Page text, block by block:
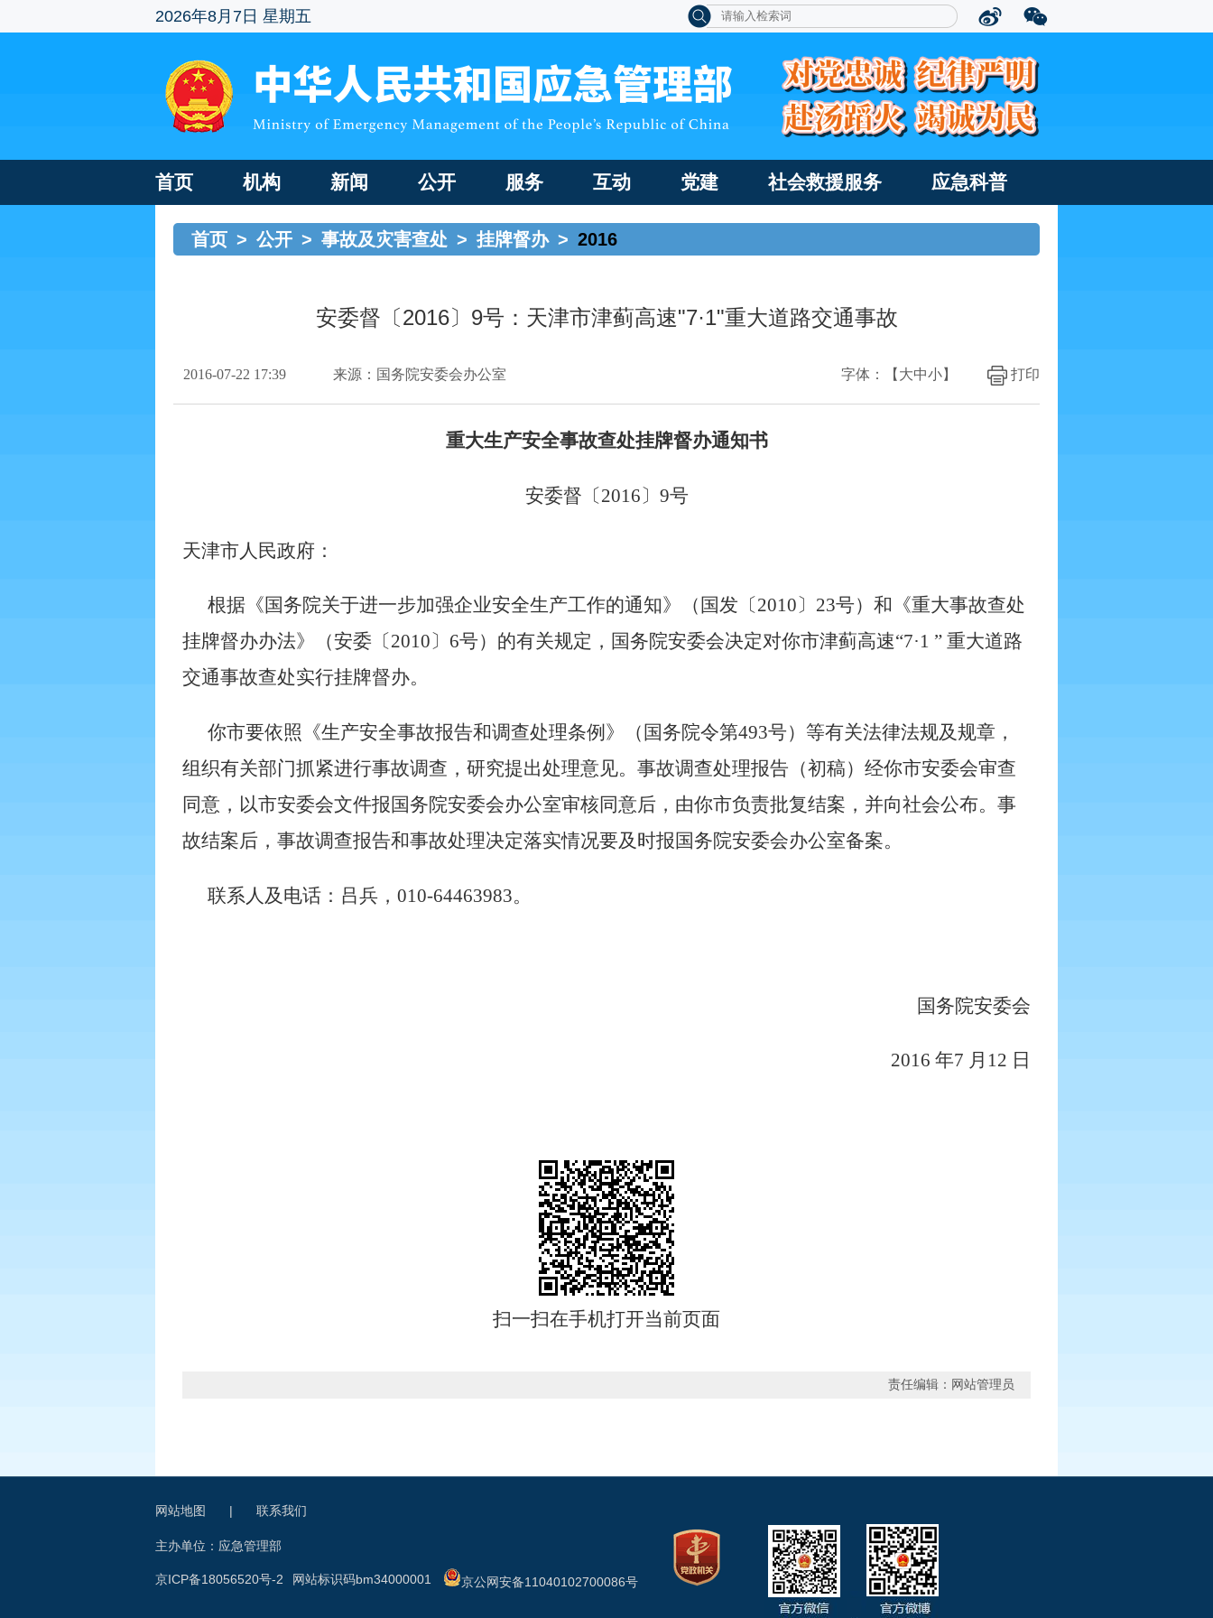
2026年8月7日 星期五
首页 机构 新闻 公开 服务 互动 党建 社会救援服务 应急科普
首页 > 公开 > 事故及灾害查处 > 挂牌督办 > 2016
安委督〔2016〕9号：天津市津蓟高速"7·1"重大道路交通事故
2016-07-22 17:39 来源：国务院安委会办公室 打印
字体：【 大中小】
重大生产安全事故查处挂牌督办通知书
安委督〔2016〕 9号
天津市人民政府：
根据《国务院关于进一步加强企业安全生产工作的通知》（国发〔2010〕 23号）和《重大事故查处
挂牌督办办法》（安委〔2010〕 6号）的有关规定，国务院安委会决定对你市津蓟高速“7·1 ” 重大道路
交通事故查处实行挂牌督办。
你市要依照《生产安全事故报告和调查处理条例》（国务院令第493号）等有关法律法规及规章，
组织有关部门抓紧进行事故调查，研究提出处理意见。事故调查处理报告（初稿）经你市安委会审查
同意，以市安委会文件报国务院安委会办公室审核同意后，由你市负责批复结案，并向社会公布。事
故结案后，事故调查报告和事故处理决定落实情况要及时报国务院安委会办公室备案。
联系人及电话：吕兵， 010-64463983。
国务院安委会
2016年7 月 12 日
扫一扫在手机打开当前页面
责任编辑：网站管理员
网站地图 | 联系我们
主办单位：应急管理部
网站标识码bm34000001
京ICP备18056520号-2 京公网安备11040102700086号